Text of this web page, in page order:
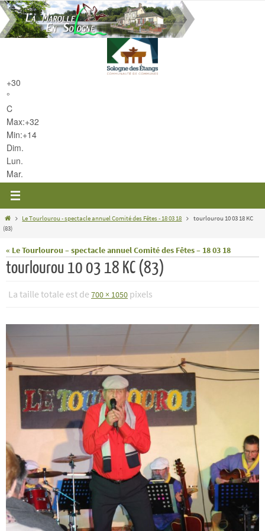
Passer
vers
le
+30
°
C
Max:+32
Min:+14
Dim.
Lun.
Mar.
HomeLe Tourlourou - spectacle annuel Comité des Fêtes - 18 03 18
tourlourou 10 03 18 KC
(83)
« Le Tourlourou – spectacle annuel Comité des Fêtes – 18 03 18
tourlourou 10 03 18 KC (83)
La taille totale est de 700 × 1050 pixels